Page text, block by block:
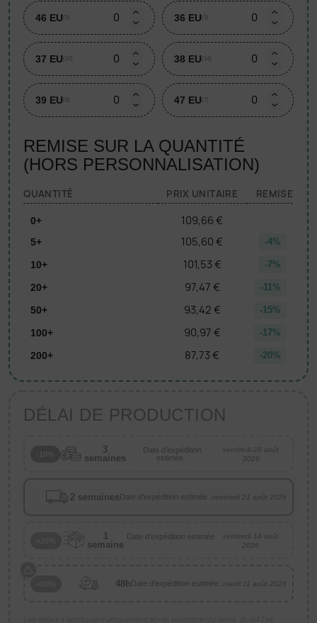
46 EU (5) 36 EU (3)
37 EU (12) 38 EU
39 EU 47 EU (7)
REMISE SUR LA QUANTITÉ
(HORS PERSONNALISATION)
QUANTITÉ PRIX UNITAIRE REMISE
0+ 109,66 €
5+ 105,60 € -4%
10+ 101,53 € -7%
20+ 97,47 € -11%
50+ 93,42 € -15%
100+ 90,97 € -17%
200+ 87,73 € -20%
DÉLAI DE PRODUCTION
3
semaines
Date d'expédition
estimée :
vendredi 28 août
2026
2 semaines Date d'expédition estimée :vendredi 21 août 2026
1
semaine
Date d'expédition estimée
:
vendredi 14 août
2026
48h Date d'expédition estimée :mardi 11 août 2026